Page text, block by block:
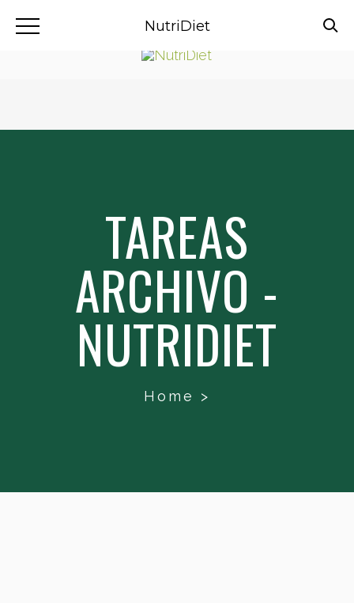
NutriDiet
TAREAS
ARCHIVO -
NUTRIDIET
Home >